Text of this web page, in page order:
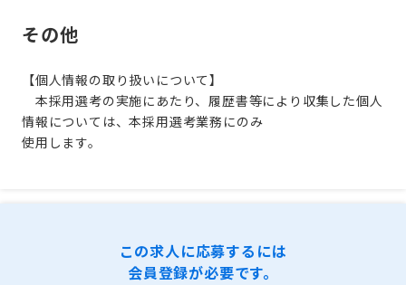
その他
【個人情報の取り扱いについて】
本採用選考の実施にあたり、履歴書等により収集した個人
情報については、本採用選考業務にのみ
使用します。
この求人に応募するには
会員登録が必要です。